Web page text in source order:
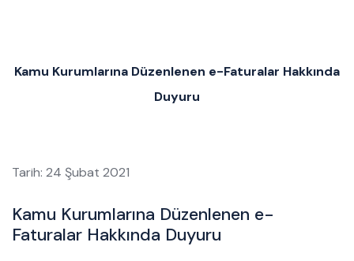
Kamu Kurumlarına Düzenlenen e-Faturalar Hakkında
Duyuru
Tarih: 24 Şubat 2021
Kamu Kurumlarına Düzenlenen e-
Faturalar Hakkında Duyuru